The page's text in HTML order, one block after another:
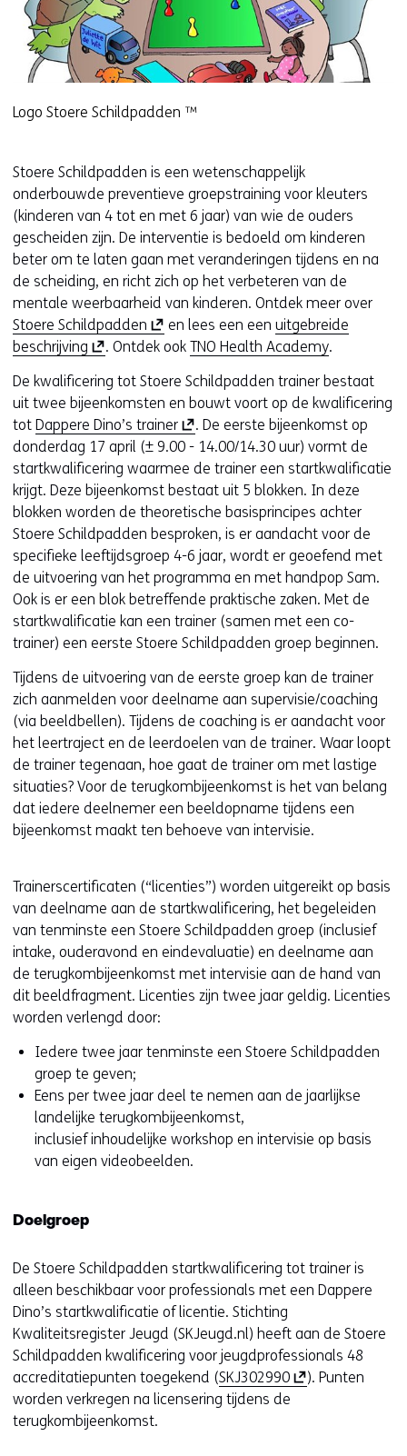
Logo Stoere Schildpadden ™
Stoere Schildpadden is een wetenschappelijk
onderbouwde preventieve groepstraining voor kleuters
(kinderen van 4 tot en met 6 jaar) van wie de ouders
gescheiden zijn. De interventie is bedoeld om kinderen
beter om te laten gaan met veranderingen tijdens en na
de scheiding, en richt zich op het verbeteren van de
mentale weerbaarheid van kinderen. Ontdek meer over
Stoere Schildpadden (
o
e
n
t
i
n
n
i
e
u
w
v
e
n
s
t
e
r
)
(
v
e
i
j
s
t
n
a
a
r
a
n
w
e
b
s
i
t
e
)
en lees een eenuitgebreide
beschrijving (
p
e
n
t
i
n
n
i
e
u
w
v
e
n
s
t
e
r
)
(
v
w
i
j
s
t
n
a
e
n
e
e
w
e
b
s
i
t
e
. Ontdek ookTNO Health Academy.
De kwalificering tot Stoere Schildpadden trainer bestaat
uit twee bijeenkomsten en bouwt voort op de kwalificering
tot Dappere Dino’s trainer(
o
p
e
n
t
i
n
n
i
e
w
v
e
n
s
t
e
r
(
v
e
r
w
i
t
a
a
r
e
d
e
r
e
w
e
b
. De eerste bijeenkomst op
donderdag 17 april (± 9.00 - 14.00/14.30 uur) vormt de
startkwalificering waarmee de trainer een startkwalificatie
krijgt. Deze bijeenkomst bestaat uit 5 blokken. In deze
blokken worden de theoretische basisprincipes achter
Stoere Schildpadden besproken, is er aandacht voor de
specifieke leeftijdsgroep 4-6 jaar, wordt er geoefend met
de uitvoering van het programma en met handpop Sam.
Ook is er een blok betreffende praktische zaken. Met de
startkwalificatie kan een trainer (samen met een co-
trainer) een eerste Stoere Schildpadden groep beginnen.
Tijdens de uitvoering van de eerste groep kan de trainer
zich aanmelden voor deelname aan supervisie/coaching
(via beeldbellen). Tijdens de coaching is er aandacht voor
het leertraject en de leerdoelen van de trainer. Waar loopt
de trainer tegenaan, hoe gaat de trainer om met lastige
situaties? Voor de terugkombijeenkomst is het van belang
dat iedere deelnemer een beeldopname tijdens een
bijeenkomst maakt ten behoeve van intervisie.
Trainerscertificaten (“licenties”) worden uitgereikt op basis
van deelname aan de startkwalificering, het begeleiden
van tenminste een Stoere Schildpadden groep (inclusief
intake, ouderavond en eindevaluatie) en deelname aan
de terugkombijeenkomst met intervisie aan de hand van
dit beeldfragment. Licenties zijn twee jaar geldig. Licenties
worden verlengd door:
Iedere twee jaar tenminste een Stoere Schildpadden
groep te geven;
Eens per twee jaar deel te nemen aan de jaarlijkse
landelijke terugkombijeenkomst,
inclusief inhoudelijke workshop en intervisie op basis
van eigen videobeelden.
Doelgroep
De Stoere Schildpadden startkwalificering tot trainer is
alleen beschikbaar voor professionals met een Dappere
Dino’s startkwalificatie of licentie. Stichting
Kwaliteitsregister Jeugd (SKJeugd.nl) heeft aan de Stoere
Schildpadden kwalificering voor jeugdprofessionals 48
accreditatiepunten toegekend (SKJ302990(
o
). Punten
worden verkregen na licensering tijdens de
terugkombijeenkomst.